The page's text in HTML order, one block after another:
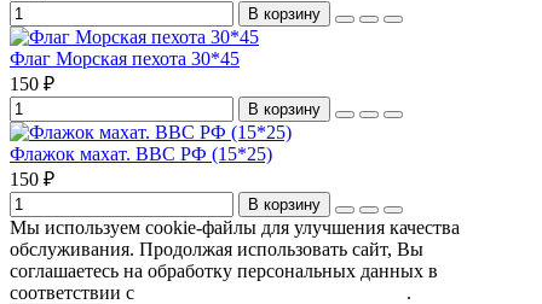
В корзину
Флаг Морская пехота 30*45
150 ₽
В корзину
Флажок махат. ВВС РФ (15*25)
150 ₽
В корзину
Мы используем cookie-файлы для улучшения качества
обслуживания. Продолжая использовать сайт, Вы
соглашаетесь на обработку персональных данных в
соответствии с
.